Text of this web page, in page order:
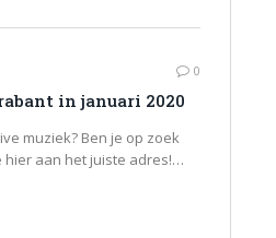
0
in januari 2020
muziek? Ben je op zoek
hier aan het juiste adres!…